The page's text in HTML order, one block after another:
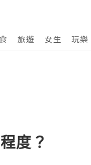
旅遊 女生 玩樂
度？